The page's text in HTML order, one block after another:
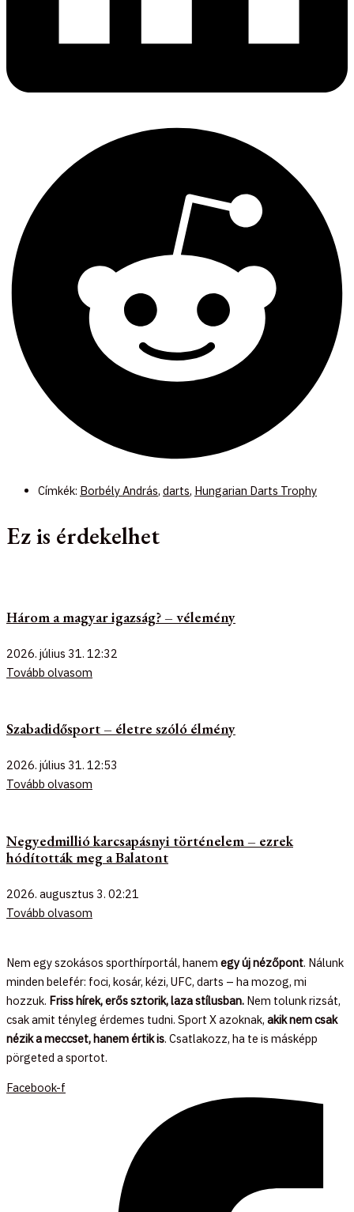
Címkék: Borbély András, darts, Hungarian Darts Trophy
Ez is érdekelhet
Három a magyar igazság? – vélemény
2026. július 31. 12:32
Tovább olvasom
Szabadidősport – életre szóló élmény
2026. július 31. 12:53
Tovább olvasom
Negyedmillió karcsapásnyi történelem – ezrek
hódították meg a Balatont
2026. augusztus 3. 02:21
Tovább olvasom
Nem egy szokásos sporthírportál, hanem egy új nézőpont. Nálunk
minden belefér: foci, kosár, kézi, UFC, darts – ha mozog, mi
hozzuk. Friss hírek, erős sztorik, laza stílusban. Nem tolunk rizsát,
csak amit tényleg érdemes tudni. Sport X azoknak, akik nem csak
nézik a meccset, hanem értik is. Csatlakozz, ha te is másképp
pörgeted a sportot.
Facebook-f